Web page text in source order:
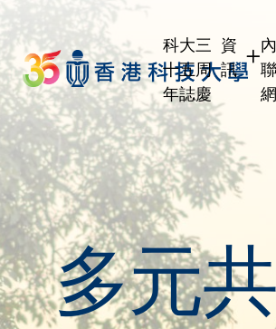
Skip
main
content
科大三
十五周
年誌慶
資
訊
職員
校友
內
聯
網
多元